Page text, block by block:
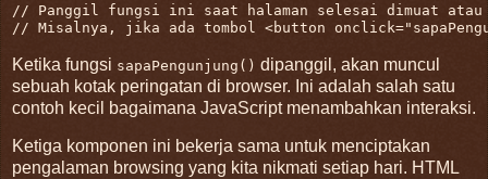
// Panggil fungsi ini saat halaman selesai dimuat
// Misalnya, jika ada tombol <button
Ketika fungsi sapaPengunjung() dipanggil, akan muncul
sebuah kotak peringatan di browser. Ini adalah salah satu
contoh kecil bagaimana JavaScript menambahkan interaksi.
Ketiga komponen ini bekerja sama untuk menciptakan
pengalaman browsing yang kita nikmati setiap hari. HTML